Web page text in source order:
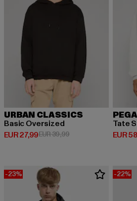
URBAN CLASSICS
Basic Oversized
EUR 27,99
Huidige prijs: EUR 27,99
EUR 39,99Actieprijs: EUR 39,99
Tate
EUR
-23% -22%